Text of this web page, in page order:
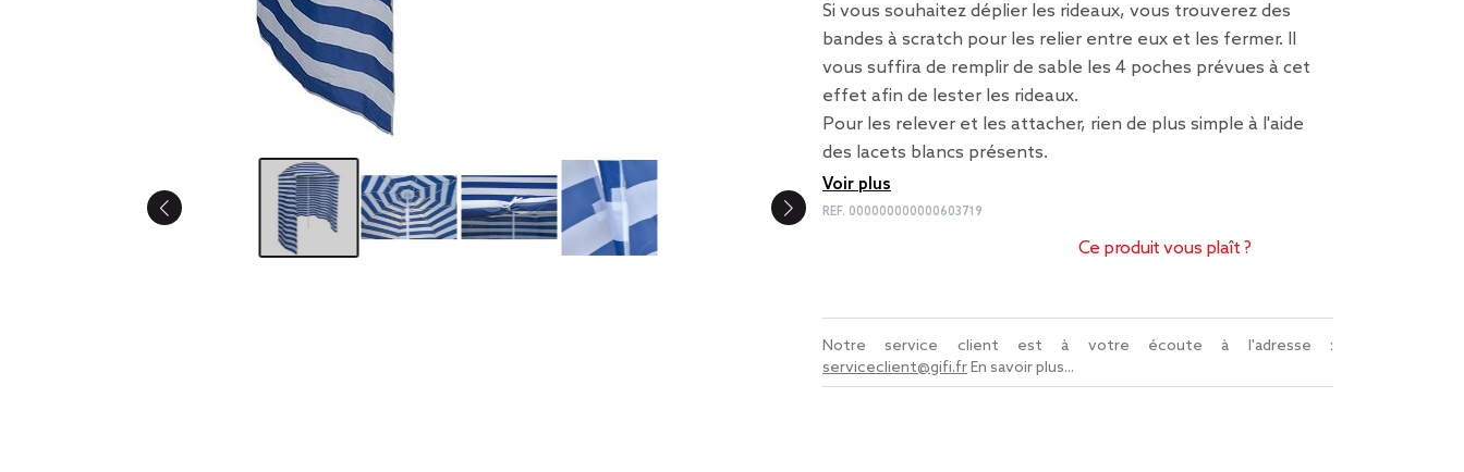
Si vous souhaitez déplier les rideaux, vous trouverez des
bandes à scratch pour les relier entre eux et les fermer. Il
vous suffira de remplir de sable les 4 poches prévues à cet
effet afin de lester les rideaux.
Pour les relever et les attacher, rien de plus simple à l'aide
des lacets blancs présents.
Voir plus
REF. 000000000000603719
Ce produit vous plaît ?
Notre service client est à votre écoute à l'adresse :
serviceclient@gifi.frEn savoir plus...